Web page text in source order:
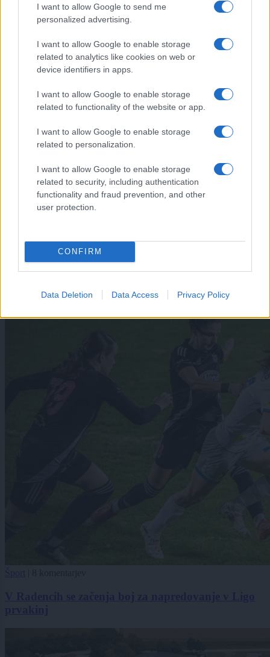
I want to allow Google to send me
personalized advertising.
I want to allow Google to enable storage
related to analytics like cookies on web or
device identifiers in apps.
I want to allow Google to enable storage
related to functionality of the website or app.
I want to allow Google to enable storage
related to personalization.
I want to allow Google to enable storage
related to security, including authentication
functionality and fraud prevention, and other
user protection.
CONFIRM
Data Deletion Data Access Privacy Policy
Šport|7 komentarjev
Murašice pred evropskim izzivom: »Verjamemo, da